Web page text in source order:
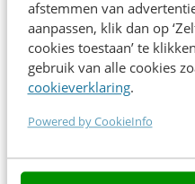
afstemmen van
aanpassen, klik dan op
cookies toestaan’ te
gebruik van alle cookies
cookieverklaring.
Powered by CookieInfo
moet houden, en wat je
Na deze sessie weet je:
Waar je op moet letten
Hoe je het juiste team